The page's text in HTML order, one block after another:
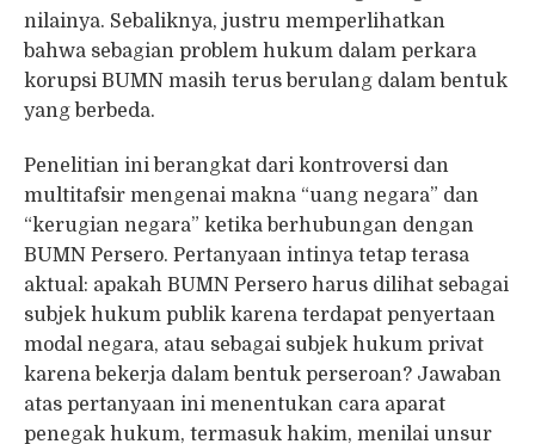
nilainya. Sebaliknya, justru memperlihatkan
bahwa sebagian problem hukum dalam perkara
korupsi BUMN masih terus berulang dalam bentuk
yang berbeda.
Penelitian ini berangkat dari kontroversi dan
multitafsir mengenai makna “uang negara” dan
“kerugian negara” ketika berhubungan dengan
BUMN Persero. Pertanyaan intinya tetap terasa
aktual: apakah BUMN Persero harus dilihat sebagai
subjek hukum publik karena terdapat penyertaan
modal negara, atau sebagai subjek hukum privat
karena bekerja dalam bentuk perseroan? Jawaban
atas pertanyaan ini menentukan cara aparat
penegak hukum, termasuk hakim, menilai unsur